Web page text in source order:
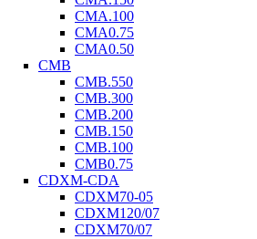
CMA.100
CMA0.75
CMA0.50
CMB
CMB.550
CMB.300
CMB.200
CMB.150
CMB.100
CMB0.75
CDXM-CDA
CDXM70-05
CDXM120/07
CDXM70/07